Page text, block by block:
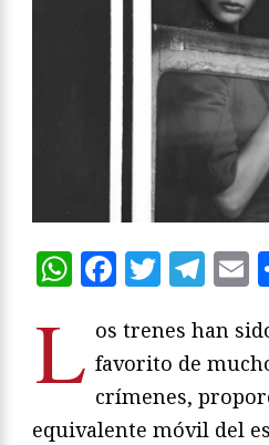
WhatsApp
L os trenes han
favorito de
crímenes,
equivalente móvil del